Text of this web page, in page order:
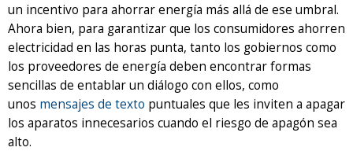
un incentivo para ahorrar energía más allá de ese umbral.
Ahora bien, para garantizar que los consumidores ahorren
electricidad en las horas punta, tanto los gobiernos como
los proveedores de energía deben encontrar formas
sencillas de entablar un diálogo con ellos, como
unos mensajes de texto puntuales que les inviten a apagar
los aparatos innecesarios cuando el riesgo de apagón sea
alto.